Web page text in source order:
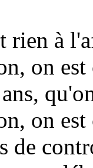
rien à
on
on est
de